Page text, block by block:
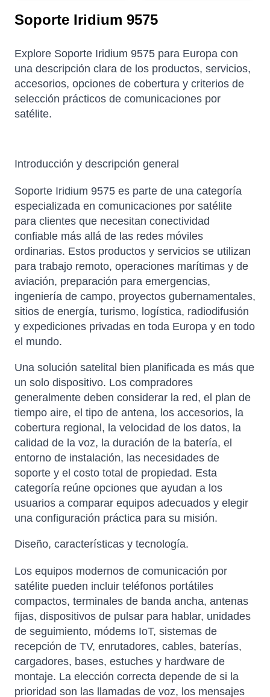
Soporte Iridium 9575
Explore Soporte Iridium 9575 para Europa con
una descripción clara de los productos, servicios,
accesorios, opciones de cobertura y criterios de
selección prácticos de comunicaciones por
satélite.
Introducción y descripción general
Soporte Iridium 9575 es parte de una categoría
especializada en comunicaciones por satélite
para clientes que necesitan conectividad
confiable más allá de las redes móviles
ordinarias. Estos productos y servicios se utilizan
para trabajo remoto, operaciones marítimas y de
aviación, preparación para emergencias,
ingeniería de campo, proyectos gubernamentales,
sitios de energía, turismo, logística, radiodifusión
y expediciones privadas en toda Europa y en todo
el mundo.
Una solución satelital bien planificada es más que
un solo dispositivo. Los compradores
generalmente deben considerar la red, el plan de
tiempo aire, el tipo de antena, los accesorios, la
cobertura regional, la velocidad de los datos, la
calidad de la voz, la duración de la batería, el
entorno de instalación, las necesidades de
soporte y el costo total de propiedad. Esta
categoría reúne opciones que ayudan a los
usuarios a comparar equipos adecuados y elegir
una configuración práctica para su misión.
Diseño, características y tecnología.
Los equipos modernos de comunicación por
satélite pueden incluir teléfonos portátiles
compactos, terminales de banda ancha, antenas
fijas, dispositivos de pulsar para hablar, unidades
de seguimiento, módems IoT, sistemas de
recepción de TV, enrutadores, cables, baterías,
cargadores, bases, estuches y hardware de
montaje. La elección correcta depende de si la
prioridad son las llamadas de voz, los mensajes